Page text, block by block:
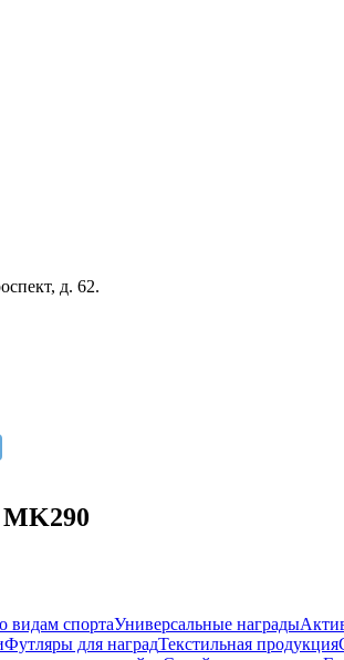
д. 62.
видам спортаУниверсальные награды
Футляры для наградТекстильная продукция